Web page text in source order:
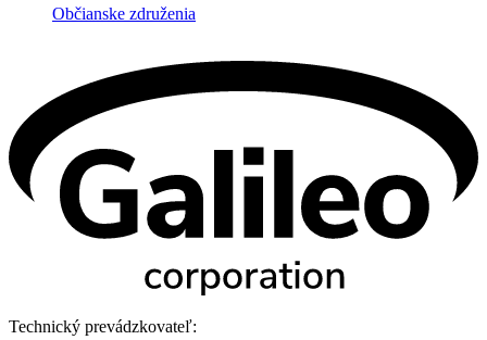
Občianske združenia
Technický prevádzkovateľ: